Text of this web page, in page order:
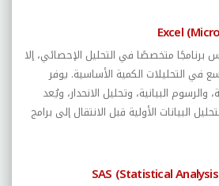
Excel
برنامجًا متخصصًا في التحليل الإحصائي، إلا
التحليلات الكمية الأساسية. يوفر
والرسوم البيانية، وتحليل الانحدار، ويُعد
البيانات الأولية قبل الانتقال إلى برامج
SAS (Statistical